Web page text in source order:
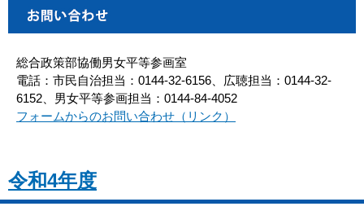
総合政策部協働男女平等参画室
電話：市民自治担当：0144-32-6156、広聴担当：0144-32-
6152、男女平等参画担当：0144-84-4052
フォームからのお問い合わせ（リンク）
令和4年度